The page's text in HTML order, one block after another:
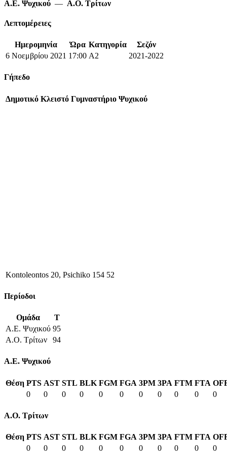
Α.Ε. Ψυχικού — Α.Ο. Τρίτων
Λεπτομέρειες
Ημερομηνία Ώρα Κατηγορία
Σεζόν
6 Νοεμβρίου 2021 17:00 A2 2021-2022
Γήπεδο
Δημοτικό Κλειστό Γυμναστήριο Ψυχικού
Kontoleontos 20, Psichiko 154 52
Περίοδοι
Ομάδα
T
Α.Ε. Ψυχικού 95
Α.Ο. Τρίτων
94
Α.Ε. Ψυχικού
Θέση PTS AST STL BLK FGM FGA 3PM 3PA FTM FTA
0
0 0 0 0 0 0 0 0 0 0
Α.Ο. Τρίτων
Θέση PTS AST STL BLK FGM FGA 3PM 3PA FTM FTA
0
0 0 0 0 0 0 0 0 0 0